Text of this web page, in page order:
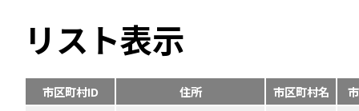
リスト表示
市区町村ID 住所 市区町村名